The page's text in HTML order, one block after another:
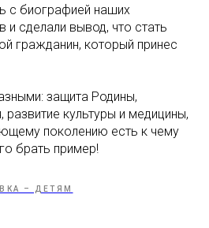
с биографией наших
сделали вывод, что стать
гражданин, который принес
защита Родины,
культуры и медицины,
поколению есть к чему
брать пример!
– ДЕТЯМ